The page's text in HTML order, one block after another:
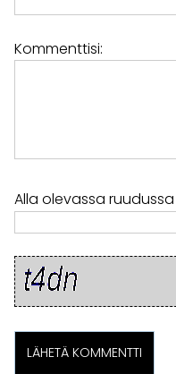
Kommenttisi:
Alla olevassa